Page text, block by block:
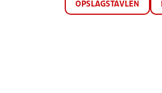
OPSLAGSTAVLEN